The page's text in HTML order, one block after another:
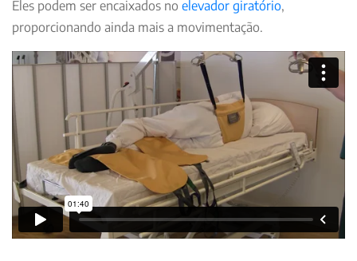
Eles podem ser encaixados no elevador giratório,
proporcionando ainda mais a movimentação.